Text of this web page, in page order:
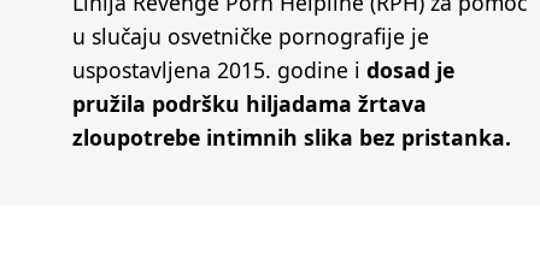
u slučaju osvetničke pornografije je
uspostavljena 2015. godine i dosad je
pružila podršku hiljadama žrtava
zloupotrebe intimnih slika bez pristanka.